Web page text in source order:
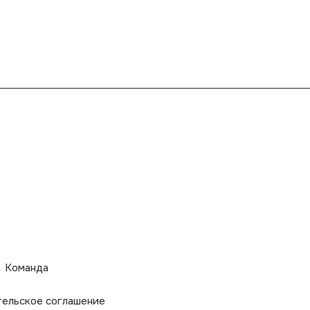
Команда
соглашение